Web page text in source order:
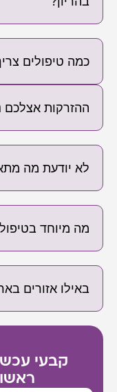
כמה טיפולים
ההזרקות אצלכם
לא יודעת מה
מה מיוחד
באילו אזורים
קבעי